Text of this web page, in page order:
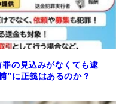
罪の見込みがなくても逮
"に正義はあるのか？